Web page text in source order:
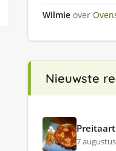
Wilmie over
Nieuwste
7